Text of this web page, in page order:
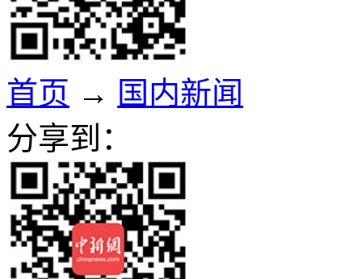
首页 → 国内新闻
分享到：